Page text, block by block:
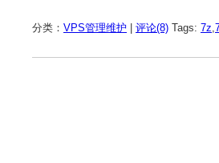
分类： VPS管理维护 评论(8) Tags: 7z,